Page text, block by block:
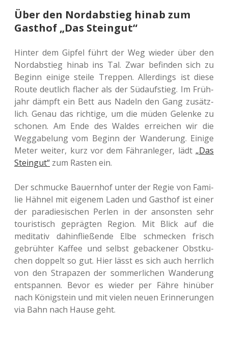
Über den Nordabstieg hinab zum
Gasthof „Das Steingut“
Hinter dem Gipfel führt der Weg wieder über den
Nord­ab­stieg hinab ins Tal. Zwar befin­den sich zu
Beginn einige steile Trep­pen. Aller­dings ist diese
Route deut­lich fla­cher als der Süd­auf­stieg. Im Früh­
jahr dämpft ein Bett aus Nadeln den Gang zusätz­
lich. Genau das rich­ti­ge, um die müden Gelen­ke zu
scho­nen. Am Ende des Waldes errei­chen wir die
Weg­ga­be­lung vom Beginn der Wan­de­rung. Einige
Meter weiter, kurz vor dem Fähr­an­le­ger, lädt „Das
Stein­gut“ zum Rasten ein.
Der schmu­cke Bau­ern­hof unter der Regie von Fami­
lie Hähnel mit eige­nem Laden und Gast­hof ist einer
der para­die­si­schen Perlen in der ansons­ten sehr
tou­ris­tisch gepräg­ten Region. Mit Blick auf die
medi­ta­tiv dahin­flie­ßen­de Elbe schme­cken frisch
gebrüh­ter Kaffee und selbst geba­cke­ner Obst­ku­
chen dop­pelt so gut. Hier lässt es sich auch herr­lich
von den Stra­pa­zen der som­mer­li­chen Wan­de­rung
ent­span­nen. Bevor es wieder per Fähre hin­über
nach König­stein und mit vielen neuen Erin­ne­run­gen
via Bahn nach Hause geht.